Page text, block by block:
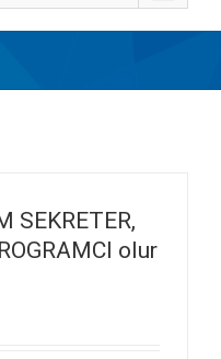
SEKRETER,
olur